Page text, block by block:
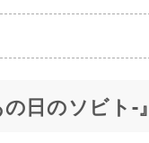
の日のソビト